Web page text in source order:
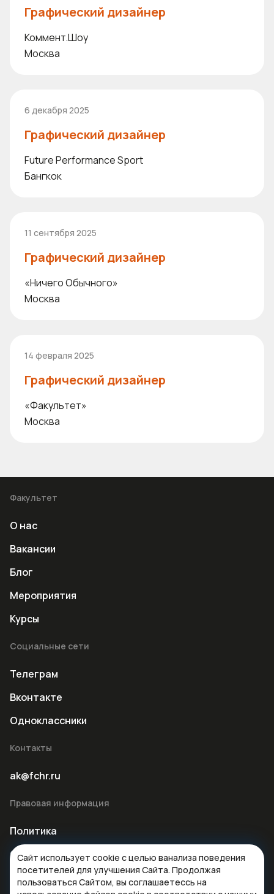
Графический дизайнер
Коммент.Шоу
Москва
6 декабря 2025
Графический дизайнер
Future Performance Sport
Бангкок
11 сентября 2025
Графический дизайнер
«Ничего Обычного»
Москва
14 февраля 2025
Графический дизайнер
«Факультет»
Москва
Факультет
О нас
Вакансии
Блог
Мероприятия
Курсы
Социальные сети
Телеграм
Вконтакте
Одноклассники
Контакты
ak@fchr.ru
Правовая информация
Политика
Оферта
Сайт использует cookie с целью ванализа поведения
посетителей для улучшения Сайта. Продолжая
пользоваться Сайтом, вы соглашаетессь на